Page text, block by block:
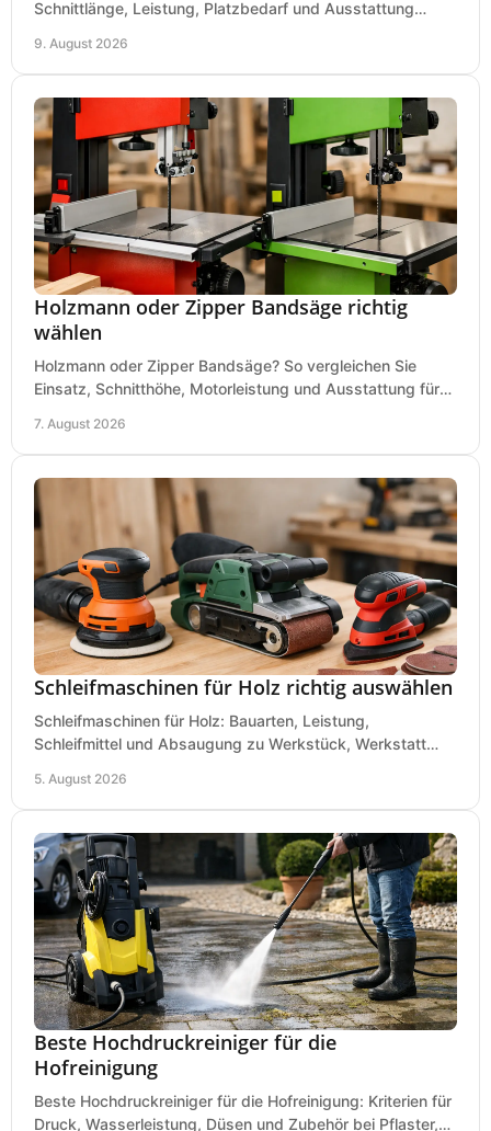
Schnittlänge, Leistung, Platzbedarf und Ausstattung
9. August 2026
Holzmann oder Zipper Bandsäge richtig
wählen
Holzmann oder Zipper Bandsäge? So vergleichen Sie
Einsatz, Schnitthöhe, Motorleistung und Ausstattung für
7. August 2026
Schleifmaschinen für Holz richtig auswählen
Schleifmaschinen für Holz: Bauarten, Leistung,
Schleifmittel und Absaugung zu Werkstück, Werkstatt
5. August 2026
Beste Hochdruckreiniger für die
Hofreinigung
Beste Hochdruckreiniger für die Hofreinigung: Kriterien für
Druck, Wasserleistung, Düsen und Zubehör bei Pflaster,